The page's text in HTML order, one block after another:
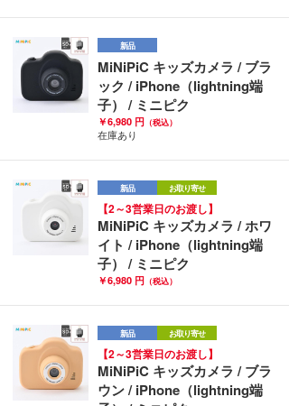
新品
MiNiPiC キッズカメラ / ブラ
ック / iPhone（lightning端
子） / ミニピク
￥6,980 円 （税込）
在庫あり
新品 お取り寄せ
【2～3営業日のお渡し】
MiNiPiC キッズカメラ / ホワ
イト / iPhone（lightning端
子） / ミニピク
￥6,980 円 （税込）
新品 お取り寄せ
【2～3営業日のお渡し】
MiNiPiC キッズカメラ / ブラ
ウン / iPhone（lightning端